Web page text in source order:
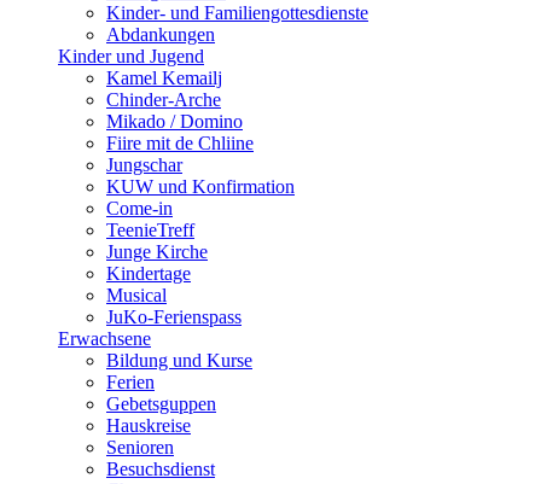
Kinder- und Familien­gottesdienste
Abdankungen
Kinder und Jugend
Kamel Kemailj
Chinder-Arche
Mikado / Domino
Fiire mit de Chliine
Jungschar
KUW und Konfirmation
Come-in
TeenieTreff
Junge Kirche
Kindertage
Musical
JuKo-Ferienspass
Erwachsene
Bildung und Kurse
Ferien
Gebetsguppen
Hauskreise
Senioren
Besuchsdienst